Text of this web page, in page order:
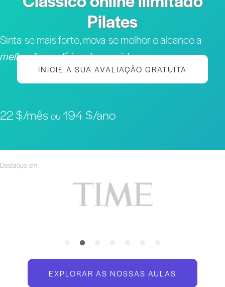
Pilates
Sinta-se mais forte, mova-se melhor e alcance a
melhor forma física da sua vida
INICIE A SUA AVALIAÇÃO GRATUITA
22 $/mêsou 194 $/ano
Destaque em
EXPLORAR AS NOSSAS AULAS